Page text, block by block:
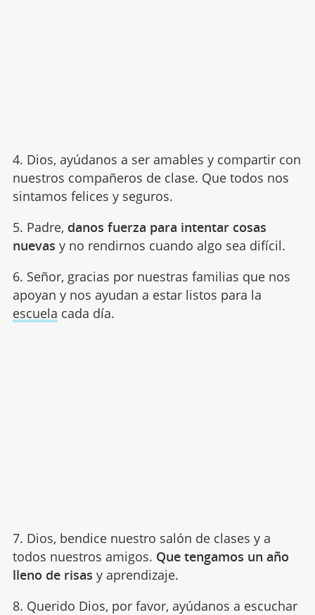
4. Dios, ayúdanos a ser amables y compartir con
nuestros compañeros de clase. Que todos nos
sintamos felices y seguros.
5. Padre, danos fuerza para intentar cosas
nuevas y no rendirnos cuando algo sea difícil.
6. Señor, gracias por nuestras familias que nos
apoyan y nos ayudan a estar listos para la
escuela cada día.
7. Dios, bendice nuestro salón de clases y a
todos nuestros amigos. Que tengamos un año
lleno de risas y aprendizaje.
8. Querido Dios, por favor, ayúdanos a escuchar